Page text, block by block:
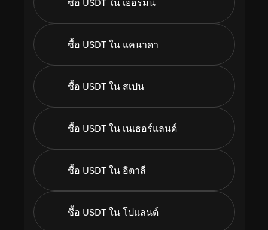
ซื้อ USDT ใน เยอรมนี
ซื้อ USDT ใน แคนาดา
ซื้อ USDT ใน สเปน
ซื้อ USDT ใน เนเธอร์แลนด์
ซื้อ USDT ใน อิตาลี
ซื้อ USDT ใน โปแลนด์